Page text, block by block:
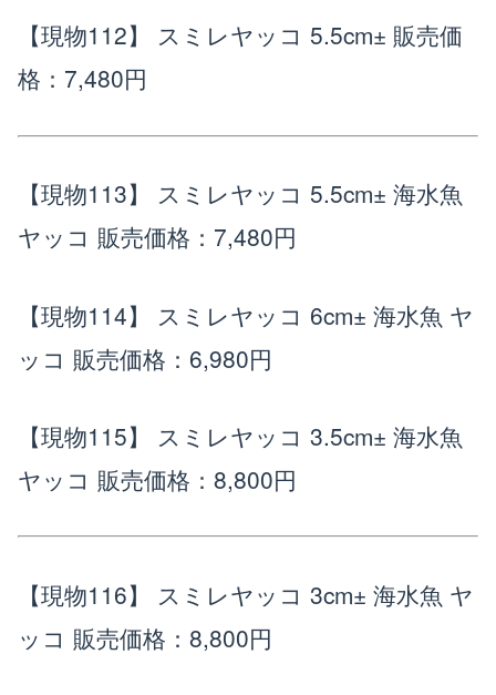
【現物112】 スミレヤッコ 5.5cm± 販売価
格：7,480円
【現物113】 スミレヤッコ 5.5cm± 海水魚
ヤッコ 販売価格：7,480円
【現物114】 スミレヤッコ 6cm± 海水魚 ヤ
ッコ 販売価格：6,980円
【現物115】 スミレヤッコ 3.5cm± 海水魚
ヤッコ 販売価格：8,800円
【現物116】 スミレヤッコ 3cm± 海水魚 ヤ
ッコ 販売価格：8,800円